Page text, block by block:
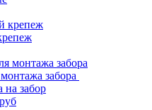
забора
на забор